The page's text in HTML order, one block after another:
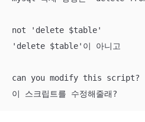
not 'delete $table'
'delete $table'이 아니고
can you modify this script?
이 스크립트를 수정해줄래?